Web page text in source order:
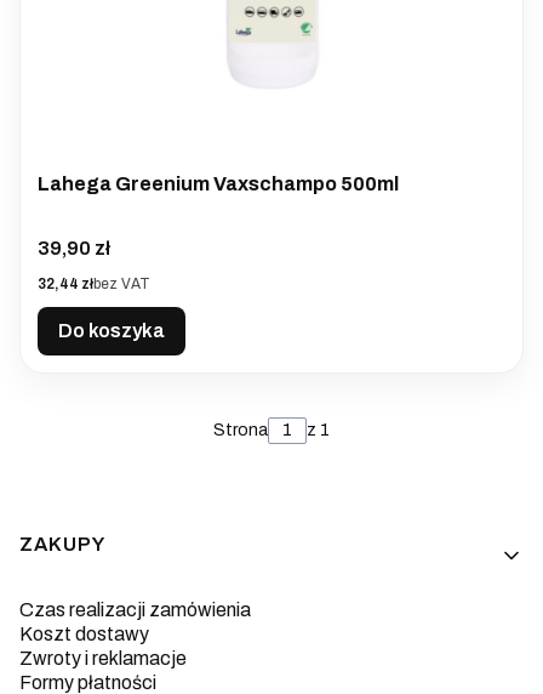
Lahega Greenium Vaxschampo 500ml
Cena
39,90 zł
Cena
32,44 złbez VAT
Do koszyka
Strona z 1
Linki w stopce
ZAKUPY
Czas realizacji zamówienia
Koszt dostawy
Zwroty i reklamacje
Formy płatności